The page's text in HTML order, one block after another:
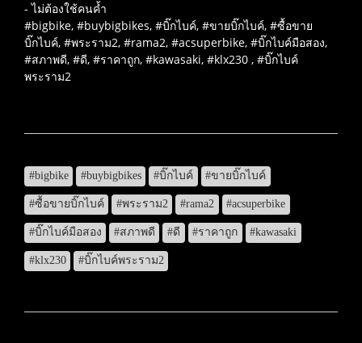
- ไม่ต้องใช้คนค้ำ
#bigbike, #buybigbikes, #บิ๊กไบค์, #ขายบิ๊กไบค์, #ซื้อขาย
บิ๊กไบค์, #พระราม2, #rama2, #acsuperbike, #บิ๊กไบค์มือสอง,
#สภาพดี, #ดี, #ราคาถูก, #kawasaki, #klx230 , #บิ๊กไบค์
พระราม2
#bigbike #buybigbikes #บิ๊กไบค์ #ขายบิ๊กไบค์
#ซื้อขายบิ๊กไบค์ #พระราม2 #rama2 #acsuperbike
#บิ๊กไบค์มือสอง #สภาพดี #ดี #ราคาถูก #kawasaki
#klx230 #บิ๊กไบค์พระราม2